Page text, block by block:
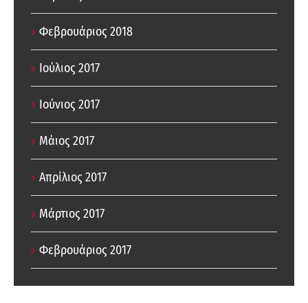
Φεβρουάριος 2018
Ιούλιος 2017
Ιούνιος 2017
Μάιος 2017
Απρίλιος 2017
Μάρτιος 2017
Φεβρουάριος 2017